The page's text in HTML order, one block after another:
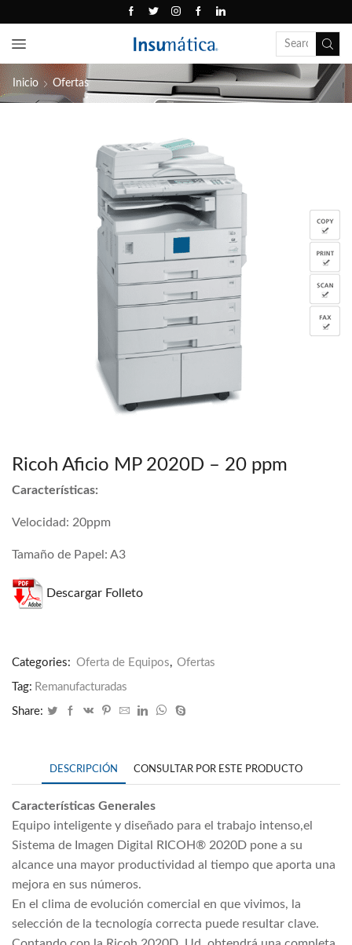
Inicio Ofertas
Ricoh Aficio MP 2020D – 20 ppm
Características:
Velocidad: 20ppm
Tamaño de Papel: A3
Descargar Folleto
Categories: Oferta de Equipos, Ofertas
Tag: Remanufacturadas
Share:
DESCRIPCIÓN CONSULTAR POR ESTE PRODUCTO
Características Generales
Equipo inteligente y diseñado para el trabajo intenso,el
Sistema de Imagen Digital RICOH® 2020D pone a su
alcance una mayor productividad al tiempo que aporta una
mejora en sus números.
En el clima de evolución comercial en que vivimos, la
selección de la tecnología correcta puede resultar clave.